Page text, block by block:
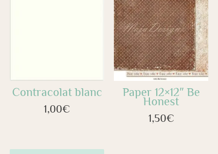
Contracolat blanc
1,00€
Paper 12×12″ Be
Honest
1,50€